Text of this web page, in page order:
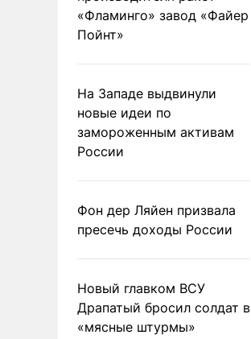
«Фламинго» завод «Файер
Пойнт»
На Западе выдвинули
новые идеи по
замороженным активам
России
Фон дер Ляйен призвала
пресечь доходы России
Новый главком ВСУ
Драпатый бросил солдат в
«мясные штурмы»